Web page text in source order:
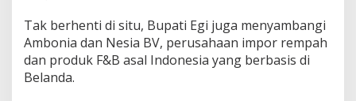
P
e
t
Tak berhenti di situ, Bupati Egi juga menyambangi
Ambonia dan Nesia BV, perusahaan impor rempah
dan produk F&B asal Indonesia yang berbasis di
Belanda.